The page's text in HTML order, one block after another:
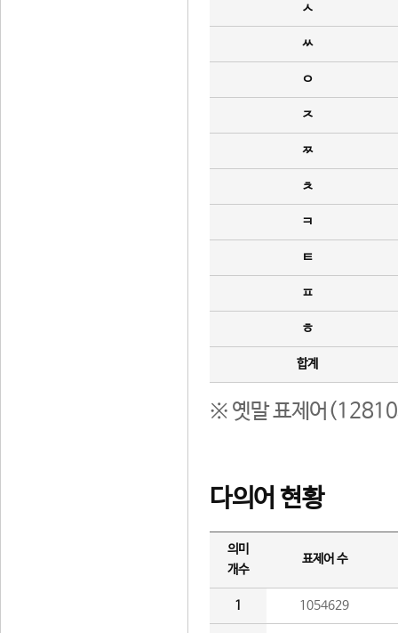
ㅅ
ㅆ
ㅇ
ㅈ
ㅉ
ㅊ
ㅋ
ㅌ
ㅍ
ㅎ
합계
※ 옛말 표제어(12810
다의어 현황
의미
개수
표제어 수
1 1054629